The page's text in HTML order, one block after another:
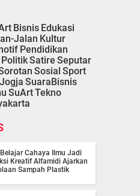
Bisnis Edukasi
Jalan Kultur
Pendidikan
PolitikSatire Seputar
Sosial Sport
SuaraBisnis
SuArtTekno
Belajar Cahaya Ilmu Jadi
Kreatif Alfamidi Ajarkan
Sampah Plastik